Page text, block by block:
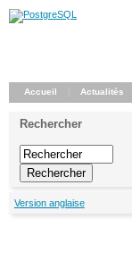
Accueil Actualités
Rechercher
Version anglaise